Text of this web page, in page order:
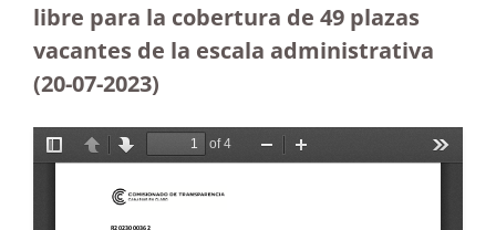
libre para la cobertura de 49 plazas
vacantes de la escala administrativa
(20-07-2023)